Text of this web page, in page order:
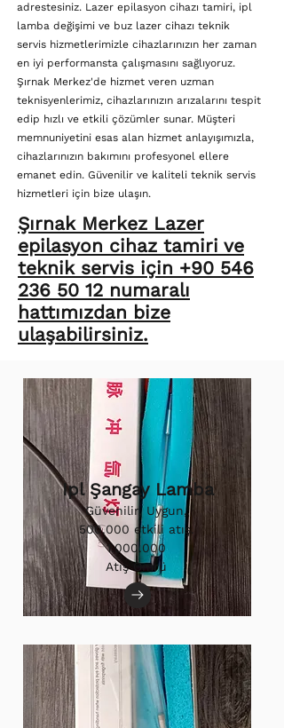
adrestesiniz. Lazer epilasyon cihazı tamiri, ipl
lamba değişimi ve buz lazer cihazı teknik
servis hizmetlerimizle cihazlarınızın her zaman
en iyi performansta çalışmasını sağlıyoruz.
Şırnak Merkez'de hizmet veren uzman
teknisyenlerimiz, cihazlarınızın arızalarını tespit
edip hızlı ve etkili çözümler sunar. Müşteri
memnuniyetini esas alan hizmet anlayışımızla,
cihazlarınızın bakımını profesyonel ellere
emanet edin. Güvenilir ve kaliteli teknik servis
hizmetleri için bize ulaşın.
Şırnak Merkez Lazer
epilasyon cihaz tamiri ve
teknik servis için +90 546
236 50 12 numaralı
hattımızdan bize
ulaşabilirsiniz.
Ipl Şangay Lamba
Güvenilir, Uygun,
500.000 etkili atış.
1.000.000
Atış Ömrü